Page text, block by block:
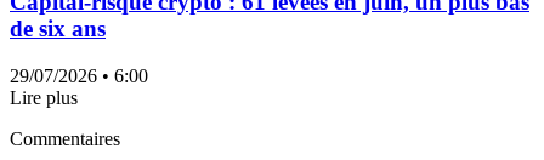
de six ans
29/07/2026 • 6:00
Lire plus
Commentaires